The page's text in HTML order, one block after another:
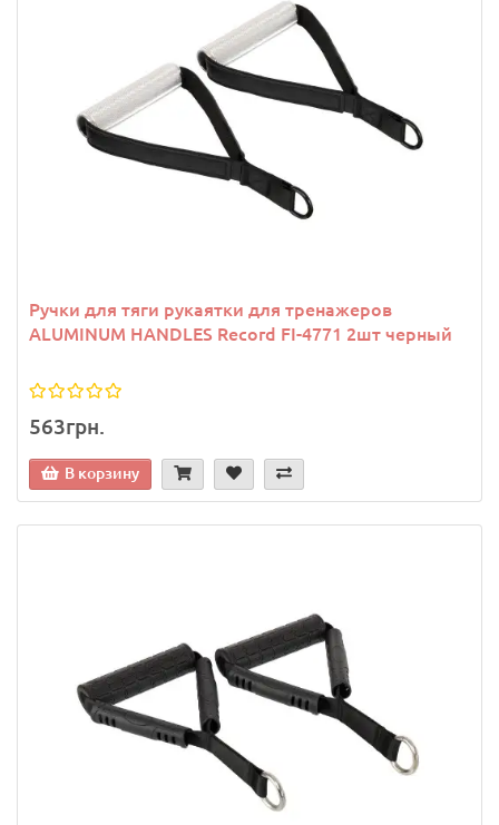
Ручки для тяги рукаятки для тренажеров
ALUMINUM HANDLES Record FI-4771 2шт черный
563грн.
В корзину